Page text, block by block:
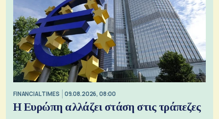
FINANCIAL TIMES 09.08.2026, 08:00
Η Ευρώπη αλλάζει στάση στις τράπεζες